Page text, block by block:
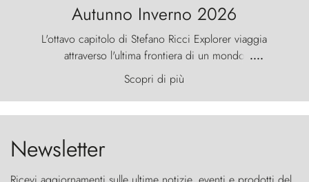
Autunno Inverno 2026
L'ottavo capitolo di Stefano Ricci Explorer viaggia
attraverso l'ultima frontiera di un mondo
primordiale, dove il vento scolpisce la natura con
furia ancestrale e le Torres del Paine sfidano il
cielo come sentinelle di pietra.
....
Scopri di più
Newsletter